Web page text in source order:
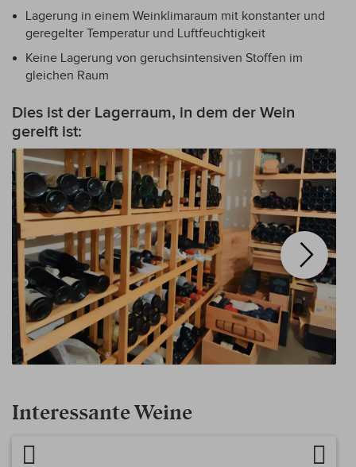
Lagerung in einem Weinklimaraum mit konstanter und
geregelter Temperatur und Luftfeuchtigkeit
Keine Lagerung von geruchsintensiven Stoffen im
gleichen Raum
Dies ist der Lagerraum, in dem der Wein
gereift ist:
Interessante Weine